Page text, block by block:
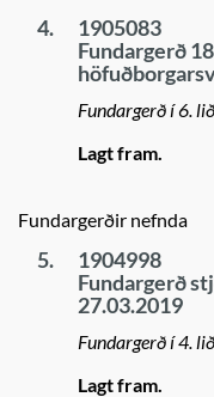
4.
1905083
Fundargerð
Fundargerð í 6.
Lagt fram.
Fundargerðir nefnda
5.
1904998
Fundargerð
27.03.2019
Fundargerð í 4.
Lagt fram.